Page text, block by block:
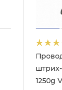
штрих-
1250g